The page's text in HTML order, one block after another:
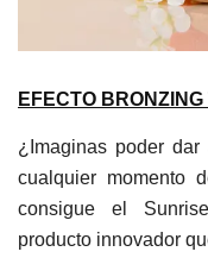
EFECTO
¿Imaginas poder
cualquier momento
consigue el
producto innovador